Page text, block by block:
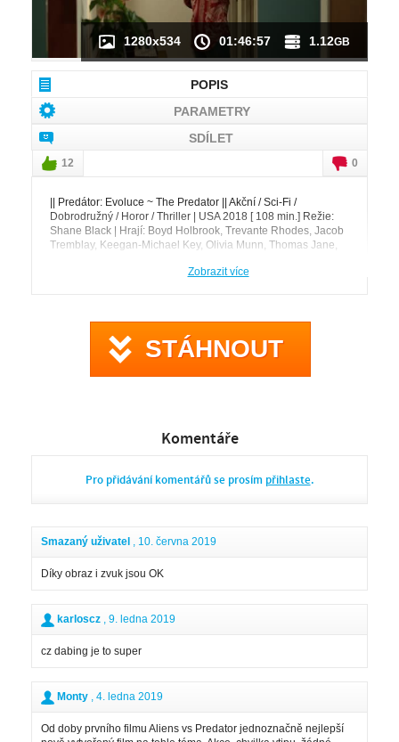
1280x534 01:46:57 1.12GB
POPIS
PARAMETRY
SDÍLET
12 0
|| Predátor: Evoluce ~ The Predator || Akční / Sci-Fi /
Dobrodružný / Horor / Thriller | USA 2018 [ 108 min.] Režie:
Shane Black | Hrají: Boyd Holbrook, Trevante Rhodes, Jacob
Tremblay, Keegan-Michael Key, Olivia Munn, Thomas Jane,
Zobrazit více
STÁHNOUT
Komentáře
Pro přidávání komentářů se prosím přihlaste.
Smazaný uživatel , 10. června 2019
Díky obraz i zvuk jsou OK
karloscz , 9. ledna 2019
cz dabing je to super
Monty , 4. ledna 2019
Od doby prvního filmu Aliens vs Predator jednoznačně nejlepší